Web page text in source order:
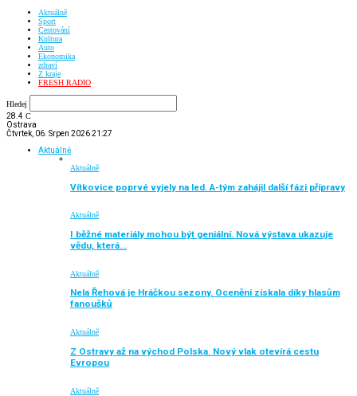
Aktuálně
Sport
Cestování
Kultura
Auto
Ekonomika
zdraví
Z kraje
FRESH RADIO
Hledej
28.4 C
Ostrava
Čtvrtek, 06. Srpen 2026 21:27
Aktuálně
Aktuálně
Vítkovice poprvé vyjely na led. A-tým zahájil další fázi přípravy
Aktuálně
I běžné materiály mohou být geniální. Nová výstava ukazuje
vědu, která…
Aktuálně
Nela Řehová je Hráčkou sezony. Ocenění získala díky hlasům
fanoušků
Aktuálně
Z Ostravy až na východ Polska. Nový vlak otevírá cestu
Evropou
Aktuálně